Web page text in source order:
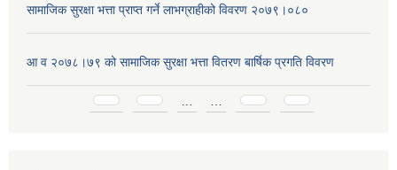
सामाजिक सुरक्षा भत्ता प्राप्त गर्ने लाभग्राहीको विवरण २०७९।०८०
आ व २०७८।७९ को सामाजिक सुरक्षा भत्ता वितरण बार्षिक प्रगति विवरण
Pages